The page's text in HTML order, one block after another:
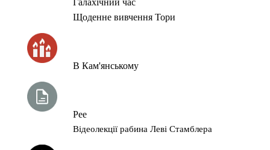
Щоденне вивчення Тори
В Кам'янському
Рее
Відеолекції рабина Леві Стамблера